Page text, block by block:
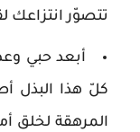
تتصوّر انتزاعك
أبعد حبي
كلّ هذا البذل
المرهقة لخلق